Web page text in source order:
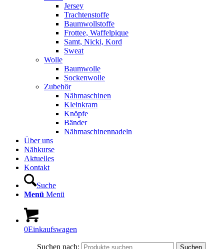
Jersey
Trachtenstoffe
Baumwollstoffe
Frottee, Waffelpique
Samt, Nicki, Kord
Sweat
Wolle
Baumwolle
Sockenwolle
Zubehör
Nähmaschinen
Kleinkram
Knöpfe
Bänder
Nähmaschinennadeln
Über uns
Nähkurse
Aktuelles
Kontakt
Suche
Menü Menü
0Einkaufswagen
Suchen nach: Suchen